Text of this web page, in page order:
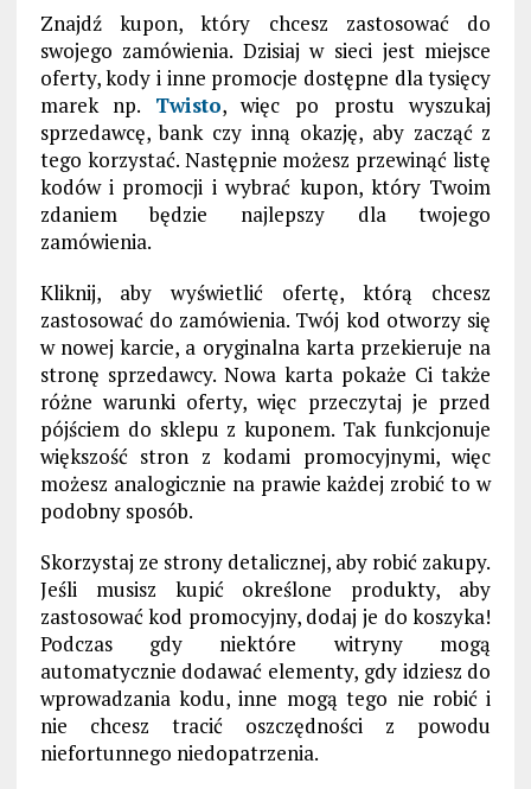
Znajdź kupon, który chcesz zastosować do
swojego zamówienia. Dzisiaj w sieci jest miejsce
oferty, kody i inne promocje dostępne dla tysięcy
marek np. Twisto, więc po prostu wyszukaj
sprzedawcę, bank czy inną okazję, aby zacząć z
tego korzystać. Następnie możesz przewinąć listę
kodów i promocji i wybrać kupon, który Twoim
zdaniem będzie najlepszy dla twojego
zamówienia.
Kliknij, aby wyświetlić ofertę, którą chcesz
zastosować do zamówienia. Twój kod otworzy się
w nowej karcie, a oryginalna karta przekieruje na
stronę sprzedawcy. Nowa karta pokaże Ci także
różne warunki oferty, więc przeczytaj je przed
pójściem do sklepu z kuponem. Tak funkcjonuje
większość stron z kodami promocyjnymi, więc
możesz analogicznie na prawie każdej zrobić to w
podobny sposób.
Skorzystaj ze strony detalicznej, aby robić zakupy.
Jeśli musisz kupić określone produkty, aby
zastosować kod promocyjny, dodaj je do koszyka!
Podczas gdy niektóre witryny mogą
automatycznie dodawać elementy, gdy idziesz do
wprowadzania kodu, inne mogą tego nie robić i
nie chcesz tracić oszczędności z powodu
niefortunnego niedopatrzenia.